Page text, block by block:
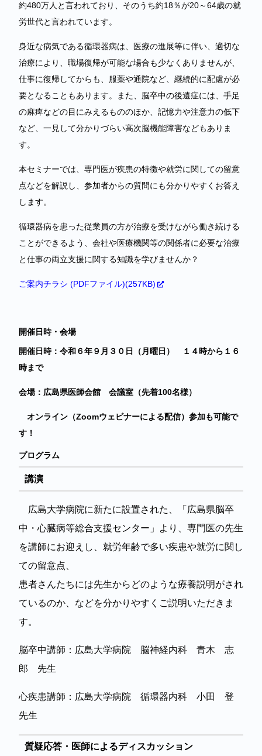
約480万人と言われており、そのうち約18％が20～64歳の就
労世代と言われています。
身近な病気である循環器病は、医療の進展等に伴い、適切な
治療により、職場復帰が可能な場合も少なくありませんが、
仕事に復帰してからも、服薬や通院など、継続的に配慮が必
要となることもあります。また、脳卒中の後遺症には、手足
の麻痺などの目にみえるもののほか、記憶力や注意力の低下
など、一見して分かりづらい高次脳機能障害などもありま
す。
本セミナーでは、専門医が疾患の特徴や就労に関しての留意
点などを解説し、参加者からの質問にも分かりやすくお答え
します。
循環器病を患った従業員の方が治療を受けながら働き続ける
ことができるよう、会社や医療機関等の関係者に必要な治療
と仕事の両立支援に関する知識を学びませんか？
ご案内チラシ (PDFファイル)(257KB)
開催日時・会場
開催日時：令和６年９月３０日（月曜日） １４時から１６
時まで​
会場：広島県医師会館 会議室（先着100名様）
オンライン（Zoomウェビナーによる配信）参加も可能で
す！
プログラム
講演
広島大学病院に新たに設置された、「広島県脳卒
中・心臓病等総合支援センター」より、専門医の先生
を講師にお迎えし、就労年齢で多い疾患や就労に関し
ての留意点、
患者さんたちには先生からどのような療養説明がされ
ているのか、などを分かりやすくご説明いただきま
す。
脳卒中講師：広島大学病院 脳神経内科 青木 志
郎 先生
心疾患講師：広島大学病院 循環器内科 小田 登
先生
質疑応答・医師によるディスカッション